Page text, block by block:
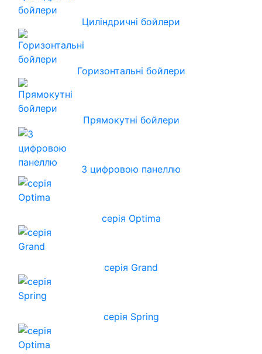
Циліндричні бойлери
Горизонтальні бойлери
Прямокутні бойлери
З цифровою панеллю
серія Optima
серія Grand
серія Spring